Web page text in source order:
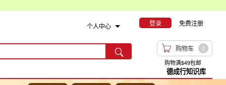
个人中心 登录 免费注册
  购物车 0
购物满$49包邮
德成行知识库